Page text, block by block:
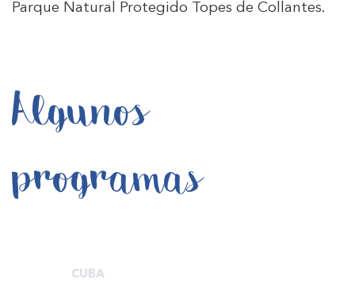
Parque Natural Protegido Topes de Collantes.
Algunos
programas
CUBA